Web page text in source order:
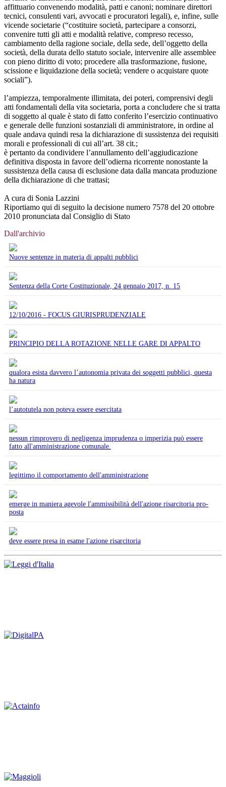
affittuario convenendo modalità, patti e canoni; nominare direttori
tecnici, consulenti vari, avvocati e procuratori legali), e, infine, sulle
vicende societarie (“costituire società, partecipare a consorzi,
convenire tutti gli atti e modalità relative, compreso recesso,
cambiamento della ragione sociale, della sede, dell’oggetto della
società, della durata dello statuto sociale, intervenire alle assemblee
con pieno diritto di voto; procedere alla trasformazione, fusione,
scissione e liquidazione della società; vendere o acquistare quote
sociali”).
l’ampiezza, temporalmente illimitata, dei poteri, comprensivi degli
atti fondamentali della vita societaria, porta a concludere che si tratta
di soggetto al quale è stato di fatto conferito l’esercizio continuativo
e generale delle funzioni sostanziali di amministratore, in ordine al
quale andava quindi resa la dichiarazione di sussistenza dei requisiti
morali e professionali di cui all’art. 38 cit.;
è pertanto da condividere l’annullamento dell’aggiudicazione
definitiva disposta in favore dell’odierna ricorrente nonostante la
sussistenza della causa di esclusione data dalla mancata produzione
della dichiarazione di che trattasi;
A cura di Sonia Lazzini
Riportiamo qui di seguito la decisione numero 7578 del 20 ottobre
2010 pronunciata dal Consiglio di Stato
Dall'archivio
Nuove sentenze in materia di appalti pubblici
Sentenza della Corte Costituzionale, 24 gennaio 2017, n. 15
12/10/2016 - FOCUS GIURISPRUDENZIALE
PRINCIPIO DELLA ROTAZIONE NELLE GARE DI APPALTO
qualora esista davvero l’autonomia privata dei soggetti pubblici, questa
ha natura
l’autotutela non poteva essere esercitata
nessun rimprovero di negligenza imprudenza o imperizia può essere
fatto all'amministrazione comunale.
legittimo il comportamento dell'amministrazione
emerge in maniera agevole l'ammissibilità dell'azione risarcitoria pro-
posta
deve essere presa in esame l'azione risarcitoria